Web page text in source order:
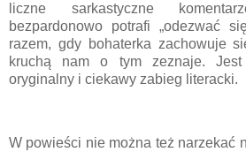
liczne sarkastyczne
bezpardonowo potrafi „odezwać
razem, gdy bohaterka zachowuje
kruchą nam o tym zeznaje.
oryginalny i ciekawy zabieg literacki.
W powieści nie można też narzekać